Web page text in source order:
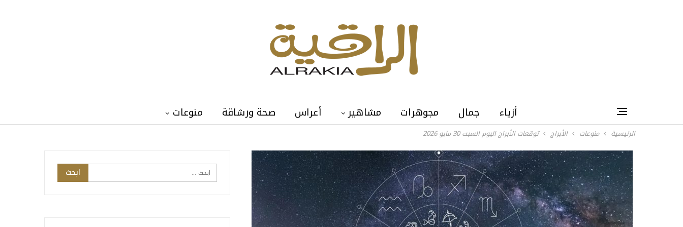
أزياء جمال مجوهرات مشاهير أعراس صحة ورشاقة منوعات
الرئيسية منوعات الأبراج توقعات الأبراج اليوم السبت 30 مايو 2026